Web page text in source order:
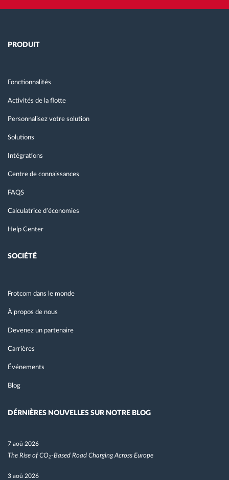
PRODUIT
Fonctionnalités
Activités de la flotte
Personnalisez votre solution
Solutions
Intégrations
Centre de connaissances
FAQS
Calculatrice d’économies
Help Center
SOCIÉTÉ
Frotcom dans le monde
À propos de nous
Devenez un partenaire
Carrières
Événements
Blog
DÉRNIÈRES NOUVELLES SUR NOTRE BLOG
7 aoû 2026
The Rise of CO₂-Based Road Charging Across Europe
3 aoû 2026